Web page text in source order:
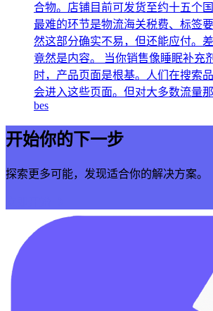
合物。店铺目前可发货至约十五个
最难的环节是物流海关税费、标签
然这部分确实不易，但还能应付。
竟然是内容。 当你销售像睡眠补充
时，产品页面是根基。人们在搜索
会进入这些页面。但对大多数流量
bes
开始你的下一步
探索更多可能，发现适合你的解决方案。